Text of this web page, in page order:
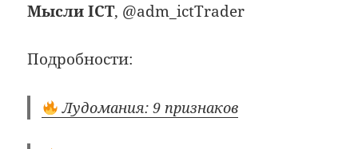
Мысли ICT, @adm_ictTrader
Подробности:
Лудомания: 9 признаков